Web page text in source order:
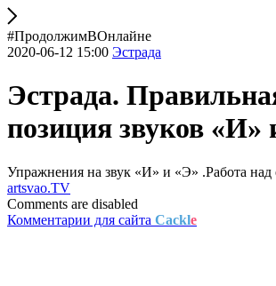
#ПродолжимВОнлайне
2020-06-12 15:00 Эстрада
Эстрада.
позиция звуков «И»
Упражнения на звук «И» и «Э» .Работа
artsvao.TV
Comments are disabled
Комментарии для сайта Cackle